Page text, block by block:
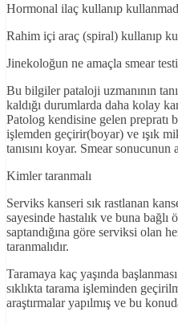
Hormonal ilaç kullanıp
Rahim içi araç (spiral) kullanıp
Jinekoloğun ne amaçla smear
Bu bilgiler pataloji uzmanının
kaldığı durumlarda daha kolay
Patolog kendisine gelen prepratı
işlemden geçirir(boyar) ve ışık
tanısını koyar. Smear
Kimler taranmalı
Serviks kanseri sık rastlanan
sayesinde hastalık ve buna
saptandığına göre serviksi olan
taranmalıdır.
Taramaya kaç yaşında
sıklıkta tarama işleminden
araştırmalar yapılmış ve bu